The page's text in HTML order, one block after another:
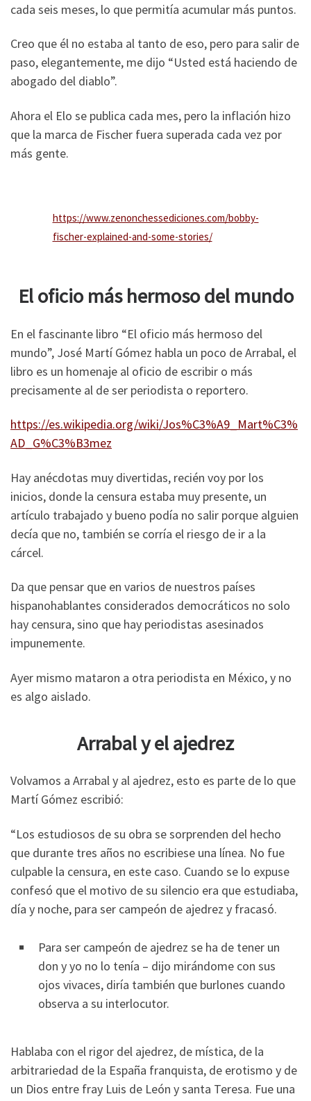
cada seis meses, lo que permitía acumular más puntos.
Creo que él no estaba al tanto de eso, pero para salir de
paso, elegantemente, me dijo “Usted está haciendo de
abogado del diablo”.
Ahora el Elo se publica cada mes, pero la inflación hizo
que la marca de Fischer fuera superada cada vez por
más gente.
https://www.zenonchessediciones.com/bobby-
fischer-explained-and-some-stories/
El oficio más hermoso del mundo
En el fascinante libro “El oficio más hermoso del
mundo”, José Martí Gómez habla un poco de Arrabal, el
libro es un homenaje al oficio de escribir o más
precisamente al de ser periodista o reportero.
https://es.wikipedia.org/wiki/Jos%C3%A9_Mart%C3%
AD_G%C3%B3mez
Hay anécdotas muy divertidas, recién voy por los
inicios, donde la censura estaba muy presente, un
artículo trabajado y bueno podía no salir porque alguien
decía que no, también se corría el riesgo de ir a la
cárcel.
Da que pensar que en varios de nuestros países
hispanohablantes considerados democráticos no solo
hay censura, sino que hay periodistas asesinados
impunemente.
Ayer mismo mataron a otra periodista en México, y no
es algo aislado.
Arrabal y el ajedrez
Volvamos a Arrabal y al ajedrez, esto es parte de lo que
Martí Gómez escribió:
“Los estudiosos de su obra se sorprenden del hecho
que durante tres años no escribiese una línea. No fue
culpable la censura, en este caso. Cuando se lo expuse
confesó que el motivo de su silencio era que estudiaba,
día y noche, para ser campeón de ajedrez y fracasó.
Para ser campeón de ajedrez se ha de tener un
don y yo no lo tenía – dijo mirándome con sus
ojos vivaces, diría también que burlones cuando
observa a su interlocutor.
Hablaba con el rigor del ajedrez, de mística, de la
arbitrariedad de la España franquista, de erotismo y de
un Dios entre fray Luis de León y santa Teresa. Fue una